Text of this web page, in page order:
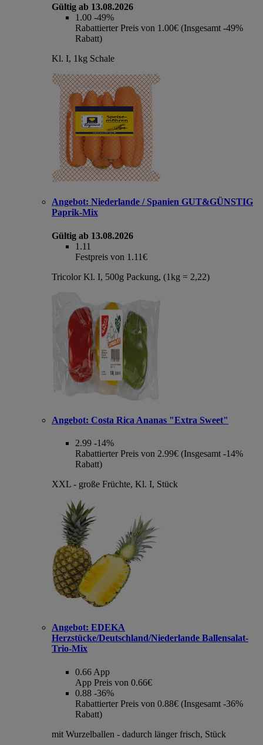
Gültig ab 13.08.2026
1.00 -49%
Rabattierter Preis von 1.00€ (Insgesamt -49%
Rabatt)
Kl. I, 1kg Schale
Angebot: Niederlande / Spanien GUT&GÜNSTIG
Paprik-Mix
Gültig ab 13.08.2026
1.11
Festpreis von 1.11€
Tricolor Kl. I, 500g Packung, (1kg = 2,22)
Angebot: Costa Rica Ananas "Extra Sweet"
2.99 -14%
Rabattierter Preis von 2.99€ (Insgesamt -14%
Rabatt)
XXL - große Früchte, Kl. I, Stück
Angebot: EDEKA
Herzstücke/Deutschland/Niederlande Ballensalat-
Trio-Mix
0.66 App
App Preis von 0.66€
0.88 -36%
Rabattierter Preis von 0.88€ (Insgesamt -36%
Rabatt)
mit Wurzelballen - dadurch länger frisch, Stück